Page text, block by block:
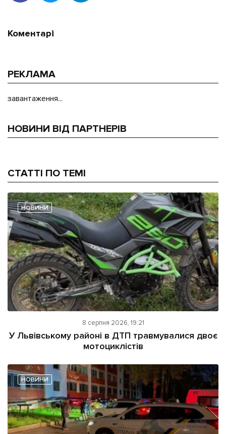
Коментарі
РЕКЛАМА
завантаження...
НОВИНИ ВІД ПАРТНЕРІВ
СТАТТІ ПО ТЕМІ
НОВИНИ
8 серпня 2026, 19:21
У Львівському районі в ДТП травмувалися двоє
мотоциклістів
НОВИНИ